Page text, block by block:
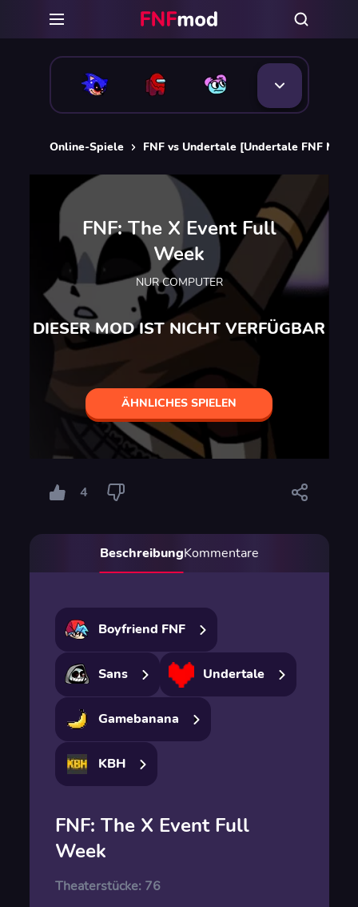
Online-Spiele FNF vs Undertale [Undertale FNF Mods]
FNF: The X Event Full
Week
NUR COMPUTER
DIESER MOD IST NICHT VERFÜGBAR
ÄHNLICHES SPIELEN
4
BeschreibungKommentare
Boyfriend FNF
Sans Undertale
Gamebanana
KBH
FNF: The X Event Full
Week
Theaterstücke: 76